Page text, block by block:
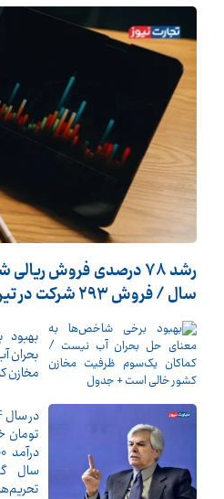
رشد 78 درصدی فروش
سال / فروش 293 شرکت در تیرماه افت کرد
بحران
مخازن
تومان
سال